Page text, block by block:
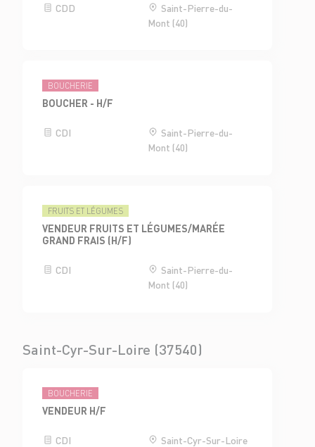
CDD
Saint-Pierre-du-
Mont (40)
BOUCHERIE
BOUCHER - H/F
CDI
Saint-Pierre-du-
Mont (40)
FRUITS ET LÉGUMES
VENDEUR FRUITS ET LÉGUMES/MARÉE
GRAND FRAIS (H/F)
CDI
Saint-Pierre-du-
Mont (40)
Saint-Cyr-Sur-Loire (37540)
BOUCHERIE
VENDEUR H/F
CDI
Saint-Cyr-Sur-Loire